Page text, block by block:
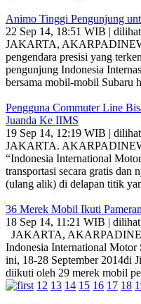
Animo Tinggi Pengunjung
22 Sep 14, 18:51 WIB |
JAKARTA,
pengendara presisi yang
pengunjung Indonesia
bersama mobil-mobil Subaru
Pengguna Commuter Line
Juanda Ke IIMS
19 Sep 14, 12:19 WIB |
JAKARTA.
“Indonesia International
transportasi secara gratis dan
(ulang alik) di delapan titik
36 Merek Mobil Ikuti
18 Sep 14, 11:21 WIB |
JAKARTA,
Indonesia International
ini, 18-28 September 2014di
diikuti oleh 29 merek mobil
12 13 14 15 16 17 18